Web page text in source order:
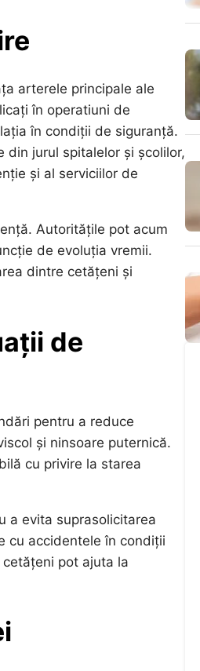
arterele principale ale
în operatiuni de
în condiții de siguranță.
din jurul spitalelor și școlilor,
și al serviciilor de
Autoritățile pot acum
de evoluția vremii.
dintre cetățeni și
de
pentru a reduce
și ninsoare puternică.
cu privire la starea
a evita suprasolicitarea
cu accidentele în condiții
pot ajuta la